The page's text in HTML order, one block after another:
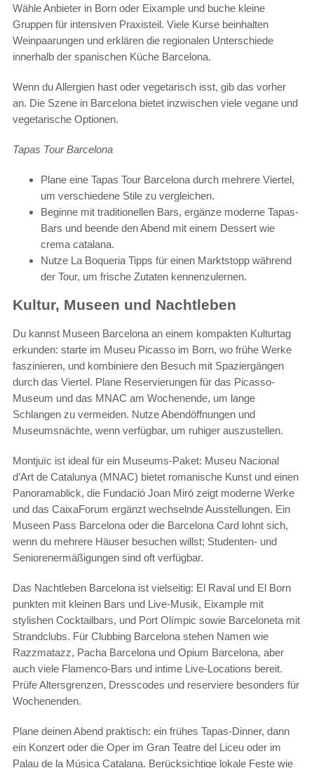
Wähle Anbieter in Born oder Eixample und buche kleine
Gruppen für intensiven Praxisteil. Viele Kurse beinhalten
Weinpaarungen und erklären die regionalen Unterschiede
innerhalb der spanischen Küche Barcelona.
Wenn du Allergien hast oder vegetarisch isst, gib das vorher
an. Die Szene in Barcelona bietet inzwischen viele vegane und
vegetarische Optionen.
Tapas Tour Barcelona
Plane eine Tapas Tour Barcelona durch mehrere Viertel,
um verschiedene Stile zu vergleichen.
Beginne mit traditionellen Bars, ergänze moderne Tapas-
Bars und beende den Abend mit einem Dessert wie
crema catalana.
Nutze La Boqueria Tipps für einen Marktstopp während
der Tour, um frische Zutaten kennenzulernen.
Kultur, Museen und Nachtleben
Du kannst Museen Barcelona an einem kompakten Kulturtag
erkunden: starte im Museu Picasso im Born, wo frühe Werke
faszinieren, und kombiniere den Besuch mit Spaziergängen
durch das Viertel. Plane Reservierungen für das Picasso-
Museum und das MNAC am Wochenende, um lange
Schlangen zu vermeiden. Nutze Abendöffnungen und
Museumsnächte, wenn verfügbar, um ruhiger auszustellen.
Montjuïc ist ideal für ein Museums-Paket: Museu Nacional
d’Art de Catalunya (MNAC) bietet romanische Kunst und einen
Panoramablick, die Fundació Joan Miró zeigt moderne Werke
und das CaixaForum ergänzt wechselnde Ausstellungen. Ein
Museen Pass Barcelona oder die Barcelona Card lohnt sich,
wenn du mehrere Häuser besuchen willst; Studenten- und
Seniorenermäßigungen sind oft verfügbar.
Das Nachtleben Barcelona ist vielseitig: El Raval und El Born
punkten mit kleinen Bars und Live-Musik, Eixample mit
stylishen Cocktailbars, und Port Olímpic sowie Barceloneta mit
Strandclubs. Für Clubbing Barcelona stehen Namen wie
Razzmatazz, Pacha Barcelona und Opium Barcelona, aber
auch viele Flamenco-Bars und intime Live-Locations bereit.
Prüfe Altersgrenzen, Dresscodes und reserviere besonders für
Wochenenden.
Plane deinen Abend praktisch: ein frühes Tapas-Dinner, dann
ein Konzert oder die Oper im Gran Teatre del Liceu oder im
Palau de la Música Catalana. Berücksichtige lokale Feste wie